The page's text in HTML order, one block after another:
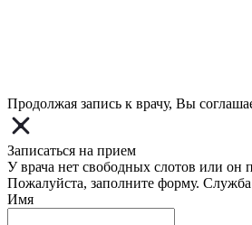
Продолжая запись к врачу, Вы
Записаться на прием
У врача нет свободных слотов или он
Пожалуйста, заполните форму.
Имя